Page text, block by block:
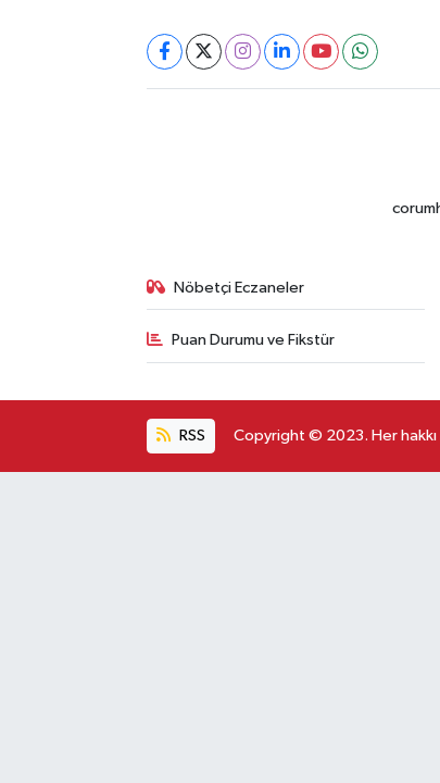
Nöbetçi Eczaneler
Puan Durumu ve Fikstür
RSS Copyright © 2023. Her hakkı